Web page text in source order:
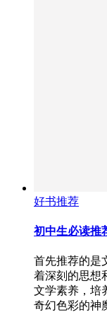
好书推荐
初中生必读推
首先推荐的是
着深刻的思想
文学素养，培
奇幻色彩的神